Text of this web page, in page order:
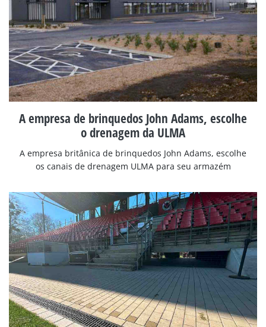
A empresa de brinquedos John Adams, escolhe
o drenagem da ULMA
A empresa britânica de brinquedos John Adams, escolhe
os canais de drenagem ULMA para seu armazém